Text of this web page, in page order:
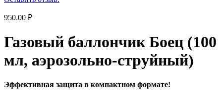
950.00 ₽
Газовый баллончик Боец (100
мл, аэрозольно-струйный)
Эффективная защита в компактном формате!